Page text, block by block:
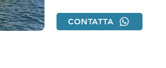
CONTATTA